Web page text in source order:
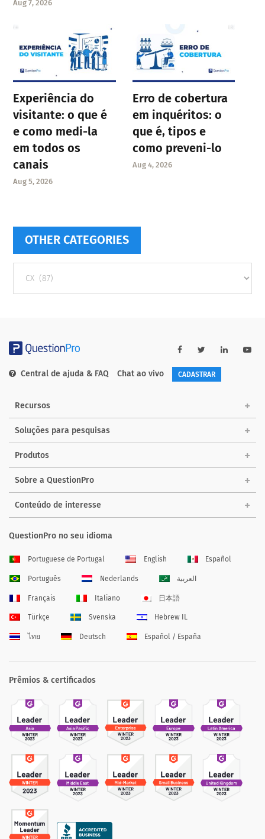
Aug 7, 2026
Experiência do
visitante: o que é
e como medi-la
em todos os
canais
Aug 5, 2026
Erro de cobertura
em inquéritos: o
que é, tipos e
como preveni-lo
Aug 4, 2026
OTHER CATEGORIES
categories
Central de ajuda & FAQ Chat ao vivo CADASTRAR
Recursos
Soluções para pesquisas
Produtos
Sobre a QuestionPro
Conteúdo de interesse
QuestionPro no seu idioma
Portuguese de Portugal English Español
Português Nederlands العربية
Français Italiano 日本語
Türkçe Svenska Hebrew IL
ไทย Deutsch Español / España
Prêmios & certificados